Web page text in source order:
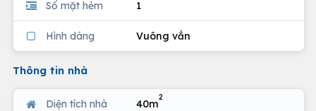
Số mặt hẻm 1
Hình dáng Vuông vắn
Thông tin nhà
Diện tích nhà 40m
2